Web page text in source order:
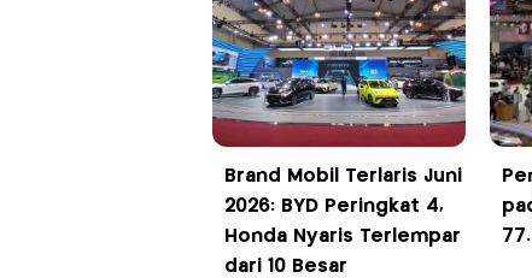
Brand Mobil Terlaris Juni
2026: BYD Peringkat 4,
Honda Nyaris Terlempar
dari 10 Besar